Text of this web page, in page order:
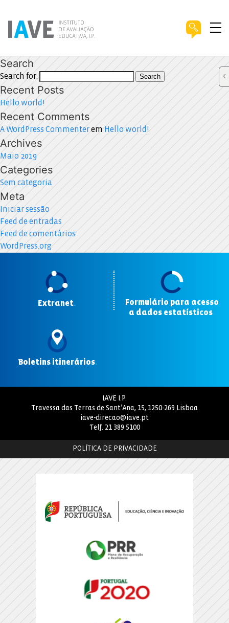
Search
Search for: Search
Recent Posts
Hello world!
Recent Comments
A WordPress Commenterem Hello world!
Archives
Maio 2019
Categories
Sem categoria
Meta
Iniciar sessão
Feed de entradas
Feed de comentários
WordPress.org
Extranet.
Formulário para acesso
a dados estatísticos
Boletins itinerários.
IAVE I.P.
Travessa das Terras de Sant’Ana, 15, 1250-269 Lisboa
iave-direcao@iave.pt
Telf. 21 389 5100
POLÍTICA DE PRIVACIDADE